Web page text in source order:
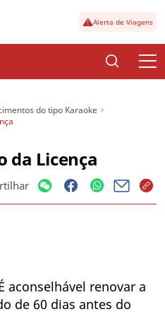
Alerta de Viagens
do tipo Karaoke
da Licença
aconselhável renovar a
de 60 dias antes do